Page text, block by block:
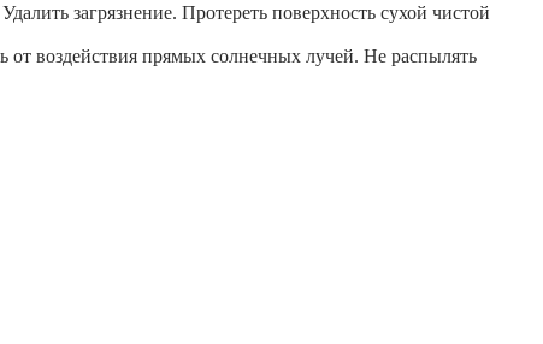
загрязнение. Протереть поверхность сухой чистой
от воздействия прямых солнечных лучей. Не распылять